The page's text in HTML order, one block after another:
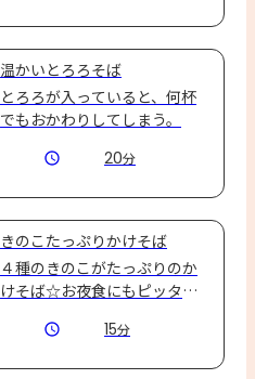
温かいとろろそば
とろろが入っていると、何杯
でもおかわりしてしまう。
20分
きのこたっぷりかけそば
４種のきのこがたっぷりのか
けそば☆お夜食にもピッタリ
15分